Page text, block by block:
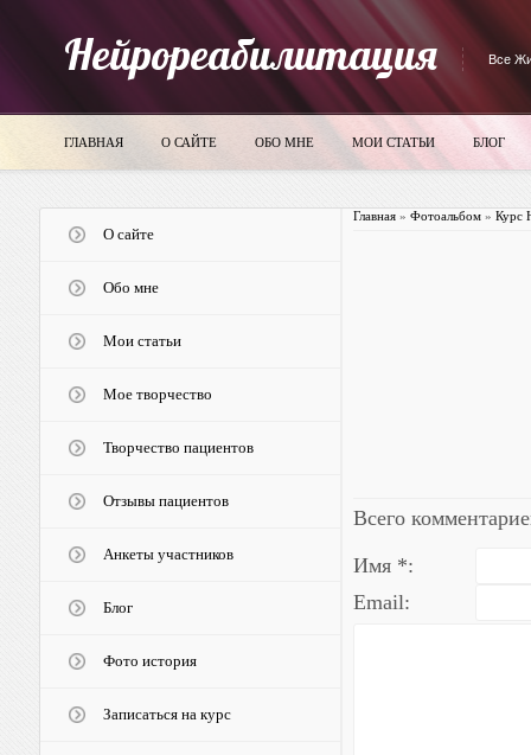
Нейрореабилитация Все
ГЛАВНАЯ О САЙТЕ ОБО МНЕ МОИ СТАТЬИ БЛОГ
О сайте
Обо мне
Мои статьи
Мое творчество
Творчество пациентов
Отзывы пациентов
Анкеты участников
Блог
Фото история
Записаться на курс
Главная» Фотоальбом» Курс
Всего
Имя *:
Email: